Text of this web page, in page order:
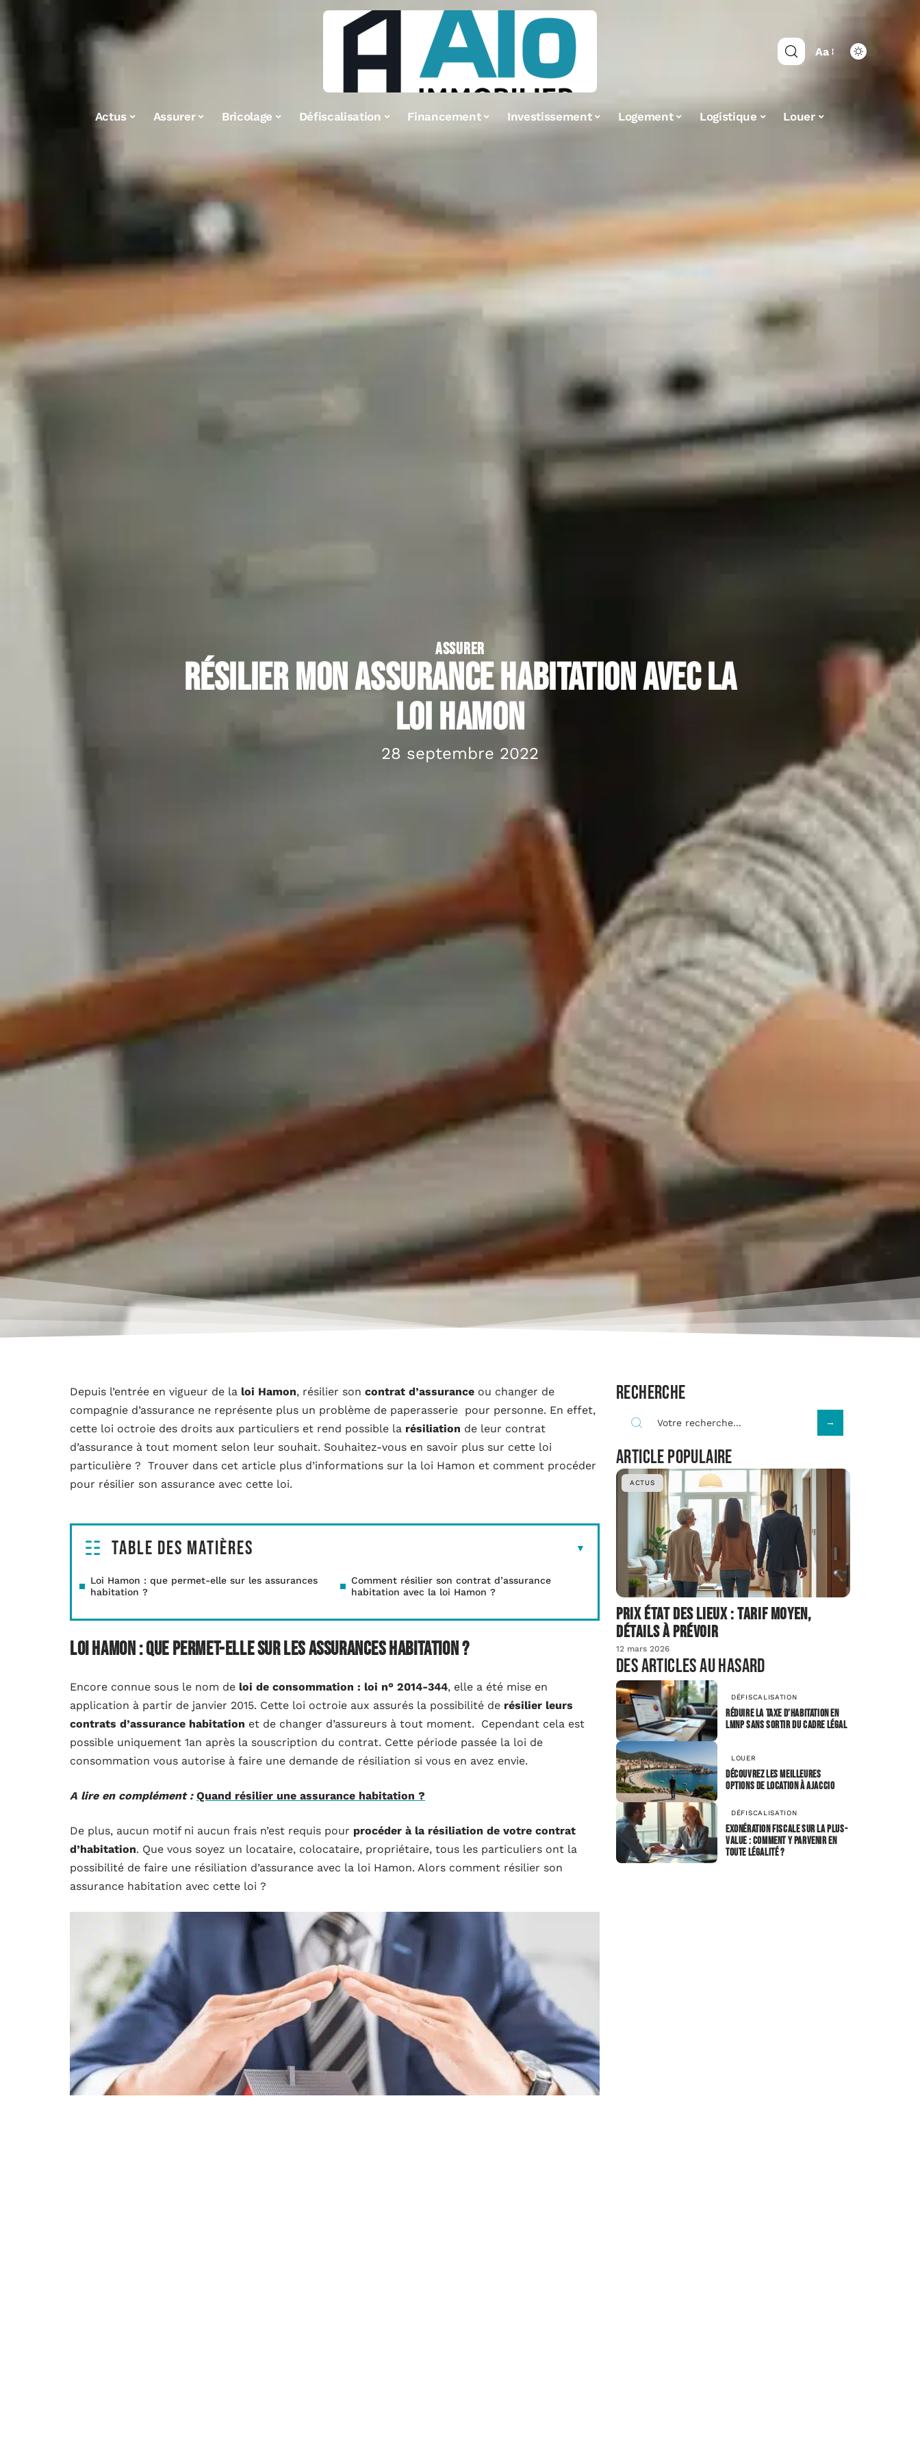
Aa
Actus Assurer Bricolage Défiscalisation Financement Investissement Logement Logistique Louer
ASSURER
Résilier mon assurance habitation avec la
loi Hamon
28 septembre 2022
Depuis l’entrée en vigueur de la loi Hamon, résilier son contrat d’assurance ou changer de
compagnie d’assurance ne représente plus un problème de paperasserie pour personne. En effet,
cette loi octroie des droits aux particuliers et rend possible la résiliation de leur contrat
d’assurance à tout moment selon leur souhait. Souhaitez-vous en savoir plus sur cette loi
particulière ? Trouver dans cet article plus d’informations sur la loi Hamon et comment procéder
pour résilier son assurance avec cette loi.
Table des matières
Loi Hamon : que permet-elle sur les assurances
habitation ?
Comment résilier son contrat d’assurance
habitation avec la loi Hamon ?
Loi Hamon : que permet-elle sur les assurances habitation ?
Encore connue sous le nom de loi de consommation : loi n° 2014-344, elle a été mise en
application à partir de janvier 2015. Cette loi octroie aux assurés la possibilité de résilier leurs
contrats d’assurance habitation et de changer d’assureurs à tout moment. Cependant cela est
possible uniquement 1an après la souscription du contrat. Cette période passée la loi de
consommation vous autorise à faire une demande de résiliation si vous en avez envie.
A lire en complément : Quand résilier une assurance habitation ?
De plus, aucun motif ni aucun frais n’est requis pour procéder à la résiliation de votre contrat
d’habitation. Que vous soyez un locataire, colocataire, propriétaire, tous les particuliers ont la
possibilité de faire une résiliation d’assurance avec la loi Hamon. Alors comment résilier son
assurance habitation avec cette loi ?
Recherche
Article populaire
ACTUS
Prix état des lieux : tarif moyen,
détails à prévoir
12 mars 2026
Des articles au hasard
DÉFISCALISATION
Réduire la taxe d’habitation en
LMNP sans sortir du cadre légal
LOUER
Découvrez les meilleures
options de location à ajaccio
DÉFISCALISATION
Exonération fiscale sur la plus-
value : comment y parvenir en
toute légalité ?